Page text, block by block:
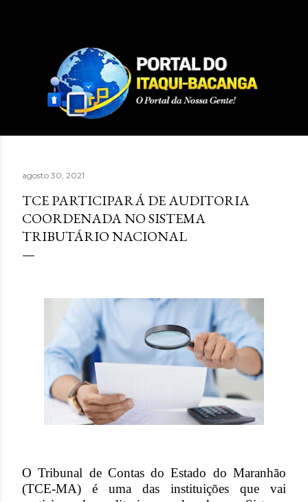
agosto 30, 2021
TCE PARTICIPARÁ DE AUDITORIA
COORDENADA NO SISTEMA
TRIBUTÁRIO NACIONAL
O Tribunal de Contas do Estado do Maranhão
(TCE-MA) é uma das instituições que vai